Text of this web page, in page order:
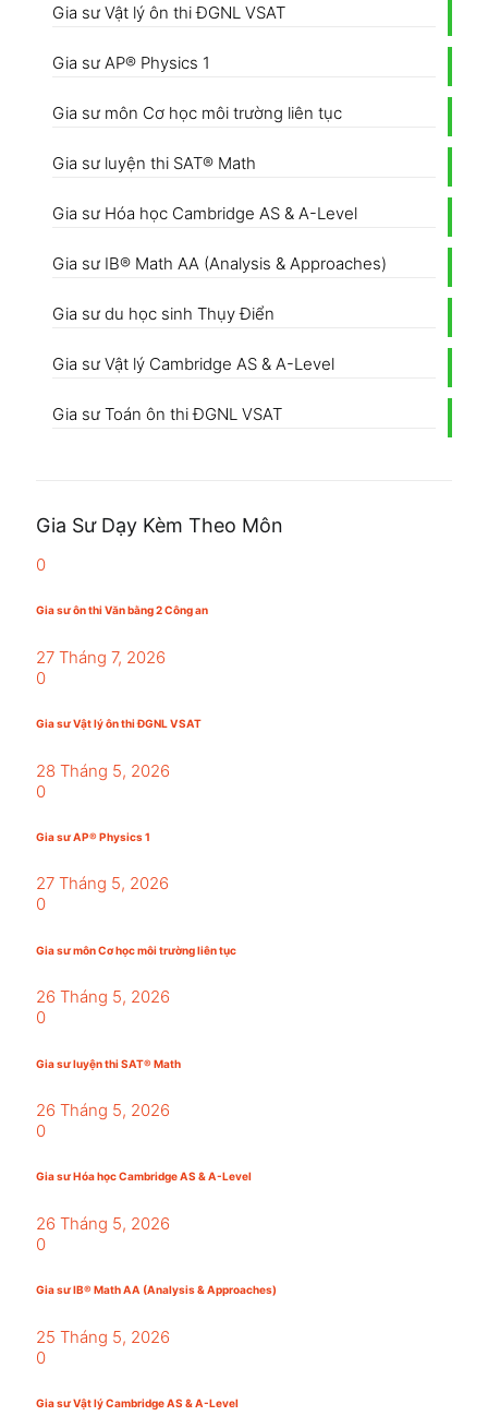
Gia sư Vật lý ôn thi ĐGNL VSAT
Gia sư AP® Physics 1
Gia sư môn Cơ học môi trường liên tục
Gia sư luyện thi SAT® Math
Gia sư Hóa học Cambridge AS & A-Level
Gia sư IB® Math AA (Analysis & Approaches)
Gia sư du học sinh Thụy Điển
Gia sư Vật lý Cambridge AS & A-Level
Gia sư Toán ôn thi ĐGNL VSAT
Gia Sư Dạy Kèm Theo Môn
0
Gia sư ôn thi Văn bằng 2 Công an
27 Tháng 7, 2026
0
Gia sư Vật lý ôn thi ĐGNL VSAT
28 Tháng 5, 2026
0
Gia sư AP® Physics 1
27 Tháng 5, 2026
0
Gia sư môn Cơ học môi trường liên tục
26 Tháng 5, 2026
0
Gia sư luyện thi SAT® Math
26 Tháng 5, 2026
0
Gia sư Hóa học Cambridge AS & A-Level
26 Tháng 5, 2026
0
Gia sư IB® Math AA (Analysis & Approaches)
25 Tháng 5, 2026
0
Gia sư Vật lý Cambridge AS & A-Level